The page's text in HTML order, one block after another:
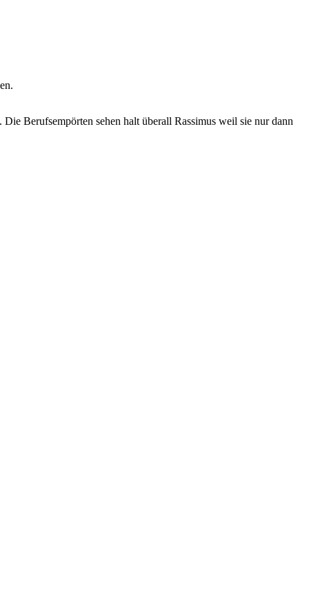
Berufsempörten sehen halt überall Rassimus weil sie nur dann